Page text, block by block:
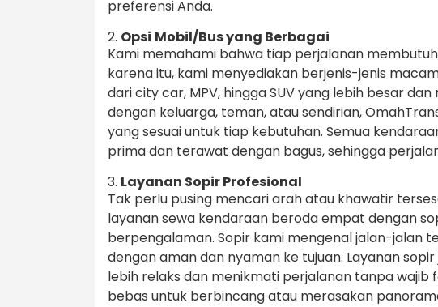
preferensi Anda.
2. Opsi Mobil/Bus yang Berbagai
Kami memahami bahwa tiap perjalanan
karena itu, kami menyediakan berjenis-jenis
dari city car, MPV, hingga SUV yang lebih besar
dengan keluarga, teman, atau sendirian,
yang sesuai untuk tiap kebutuhan. Semua
prima dan terawat dengan bagus, sehingga
3. Layanan Sopir Profesional
Tak perlu pusing mencari arah atau khawatir
layanan sewa kendaraan beroda empat dengan
berpengalaman. Sopir kami mengenal jalan-jalan
dengan aman dan nyaman ke tujuan. Layanan
lebih relaks dan menikmati perjalanan tanpa wajib
bebas untuk berbincang atau merasakan